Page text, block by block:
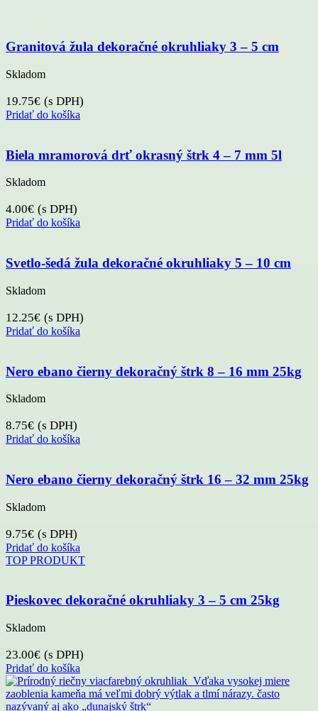
Granitová žula dekoračné okruhliaky 3 – 5 cm
Skladom
19.75€ (s DPH)
Pridať do košíka
Biela mramorová drť okrasný štrk 4 – 7 mm 5l
Skladom
4.00€ (s DPH)
Pridať do košíka
Svetlo-šedá žula dekoračné okruhliaky 5 – 10 cm
Skladom
12.25€ (s DPH)
Pridať do košíka
Nero ebano čierny dekoračný štrk 8 – 16 mm 25kg
Skladom
8.75€ (s DPH)
Pridať do košíka
Nero ebano čierny dekoračný štrk 16 – 32 mm 25kg
Skladom
9.75€ (s DPH)
Pridať do košíka
TOP PRODUKT
Pieskovec dekoračné okruhliaky 3 – 5 cm 25kg
Skladom
23.00€ (s DPH)
Pridať do košíka